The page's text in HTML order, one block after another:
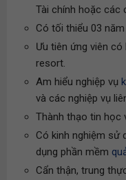
Tài chính hoặc các
Có tối thiểu 03
Ưu tiên ứng viên
resort.
Am hiểu nghiệp vụ
và các nghiệp vụ
Thành thạo tin học
Có kinh nghiệm sử
dụng phần mềm
Cẩn thận, trung